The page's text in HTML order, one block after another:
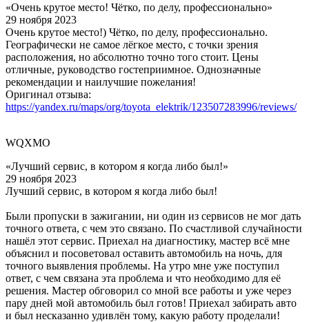
«Очень крутое место! Чётко, по делу, профессионально»
29 ноября 2023
Очень крутое место!) Чётко, по делу, профессионально.
Географически не самое лёгкое место, с точки зрения
расположения, но абсолютно точно того стоит. Цены
отличные, руководство гостеприимное. Однозначные
рекомендации и наилучшие пожелания!
Оригинал отзыва:
https://yandex.ru/maps/org/toyota_elektrik/123507283996/reviews/
WQXMO
«Лучший сервис, в котором я когда либо был!»
29 ноября 2023
Лучший сервис, в котором я когда либо был!
Были пропуски в зажигании, ни один из сервисов не мог дать
точного ответа, с чем это связано. По счастливой случайности
нашёл этот сервис. Приехал на диагностику, мастер всё мне
объяснил и посоветовал оставить автомобиль на ночь, для
точного выявления проблемы. На утро мне уже поступил
ответ, с чем связана эта проблема и что необходимо для её
решения. Мастер обговорил со мной все работы и уже через
пару дней мой автомобиль был готов! Приехал забирать авто
и был несказанно удивлён тому, какую работу проделали!